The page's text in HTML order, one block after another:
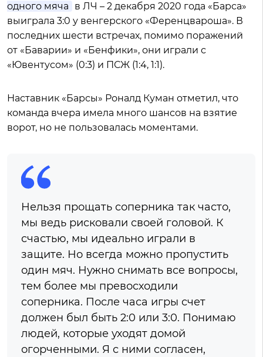
одного мяча
в ЛЧ – 2 декабря 2020 года «Барса»
выиграла 3:0 у венгерского «Ференцвароша». В
последних шести встречах, помимо поражений
от «Баварии» и «Бенфики», они играли с
«Ювентусом» (0:3) и ПСЖ (1:4, 1:1).
Наставник «Барсы» Роналд Куман отметил, что
команда вчера имела много шансов на взятие
ворот, но не пользовалась моментами.
Нельзя прощать соперника так часто,
мы ведь рисковали своей головой. К
счастью, мы идеально играли в
защите. Но всегда можно пропустить
один мяч. Нужно снимать все вопросы,
тем более мы превосходили
соперника. После часа игры счет
должен был быть 2:0 или 3:0. Понимаю
людей, которые уходят домой
огорченными. Я с ними согласен,